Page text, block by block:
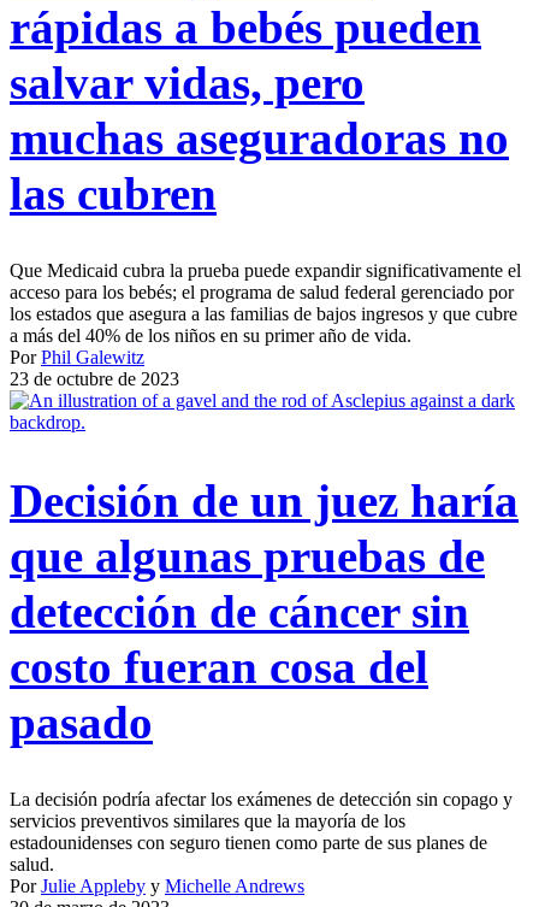
rápidas a bebés pueden
salvar vidas, pero
muchas aseguradoras no
las cubren
Que Medicaid cubra la prueba puede expandir significativamente el
acceso para los bebés; el programa de salud federal gerenciado por
los estados que asegura a las familias de bajos ingresos y que cubre
a más del 40% de los niños en su primer año de vida.
PorPhil Galewitz
23 de octubre de 2023
Decisión de un juez haría
que algunas pruebas de
detección de cáncer sin
costo fueran cosa del
pasado
La decisión podría afectar los exámenes de detección sin copago y
servicios preventivos similares que la mayoría de los
estadounidenses con seguro tienen como parte de sus planes de
salud.
PorJulie Appleby y Michelle Andrews